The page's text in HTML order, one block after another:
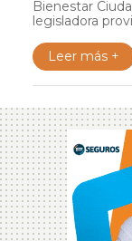
Bienestar
legisladora
Leer más +